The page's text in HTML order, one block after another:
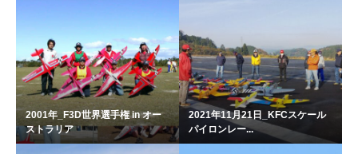
2001年_F3D世界選手権 in オー
ストラリア
2021年11月21日_KFCスケール
パイロンレー...